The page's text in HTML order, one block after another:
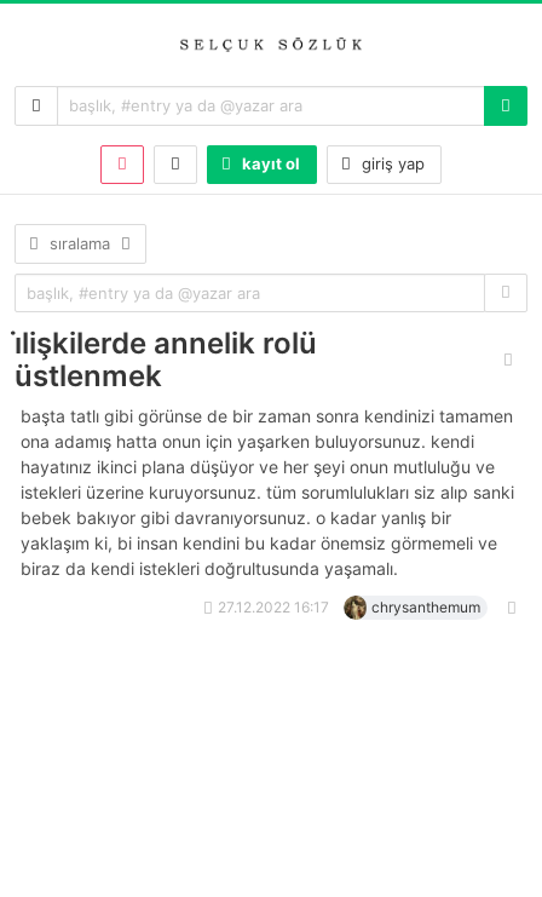
kayıt ol giriş yap
sıralama
i̇lişkilerde annelik rolü
üstlenmek
başta tatlı gibi görünse de bir zaman sonra kendinizi tamamen
ona adamış hatta onun için yaşarken buluyorsunuz. kendi
hayatınız ikinci plana düşüyor ve her şeyi onun mutluluğu ve
istekleri üzerine kuruyorsunuz. tüm sorumlulukları siz alıp sanki
bebek bakıyor gibi davranıyorsunuz. o kadar yanlış bir
yaklaşım ki, bi insan kendini bu kadar önemsiz görmemeli ve
biraz da kendi istekleri doğrultusunda yaşamalı.
27.12.2022 16:17 chrysanthemum